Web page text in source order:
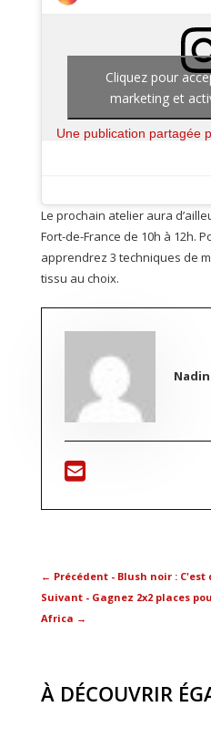
Cliquez pour
marketing et
Le prochain atelier aura
Fort-de-France de 10h à 12h.
apprendrez 3 techniques de
tissu au choix.
← Précédent - Blush noir :
Suivant - Gagnez 2x2 places
Africa →
À DÉCOUVRIR